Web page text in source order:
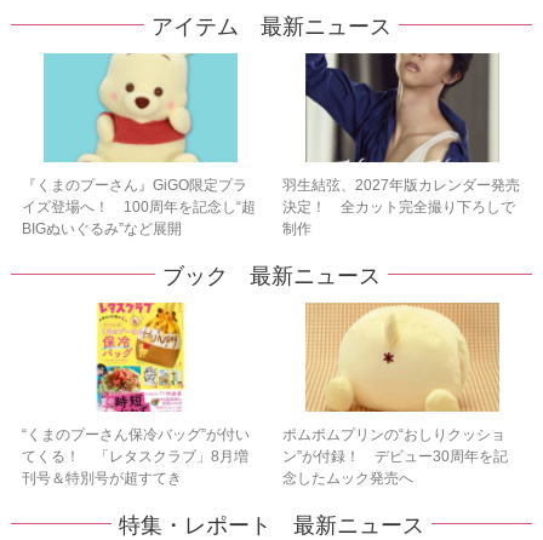
アイテム 最新ニュース
『くまのプーさん』GiGO限定プラ
イズ登場へ！ 100周年を記念し“超
BIGぬいぐるみ”など展開
羽生結弦、2027年版カレンダー発売
決定！ 全カット完全撮り下ろしで
制作
ブック 最新ニュース
“くまのプーさん保冷バッグ”が付い
てくる！ 「レタスクラブ」8月増
刊号＆特別号が超すてき
ポムポムプリンの“おしりクッショ
ン”が付録！ デビュー30周年を記
念したムック発売へ
特集・レポート 最新ニュース